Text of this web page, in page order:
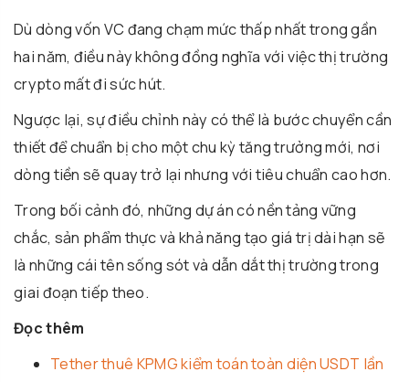
Dù dòng vốn VC đang chạm mức thấp nhất trong gần
hai năm, điều này không đồng nghĩa với việc thị trường
crypto mất đi sức hút.
Ngược lại, sự điều chỉnh này có thể là bước chuyển cần
thiết để chuẩn bị cho một chu kỳ tăng trưởng mới, nơi
dòng tiền sẽ quay trở lại nhưng với tiêu chuẩn cao hơn.
Trong bối cảnh đó, những dự án có nền tảng vững
chắc, sản phẩm thực và khả năng tạo giá trị dài hạn sẽ
là những cái tên sống sót và dẫn dắt thị trường trong
giai đoạn tiếp theo.
Đọc thêm
Tether thuê KPMG kiểm toán toàn diện USDT lần